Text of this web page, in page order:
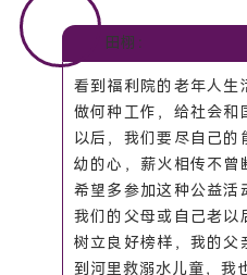
田栩：
看到福利院的老年人生
做何种工作，给社会和
以后，我们要尽自己的
幼的心，薪火相传不曾
希望多参加这种公益活
我们的父母或自己老以
树立良好榜样，我的父
到河里救溺水儿童，我